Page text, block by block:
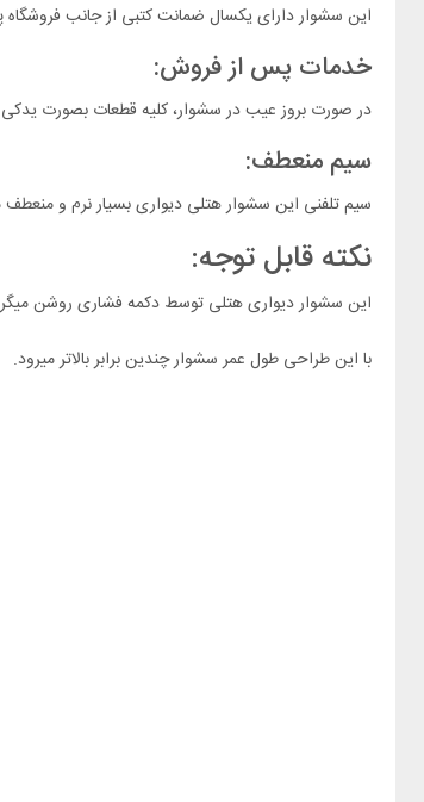
این سشوار دارای یکسال ضمانت کتبی از جانب
خدمات پس از فروش:
در صورت بروز عیب در سشوار، کلیه قطعات بصورت
سیم منعطف:
سیم تلفنی این سشوار هتلی دیواری بسیار نرم و
نکته قابل توجه:
این سشوار دیواری هتلی توسط دکمه فشاری روشن
با این طراحی طول عمر سشوار چندین برابر بالاتر میرود.